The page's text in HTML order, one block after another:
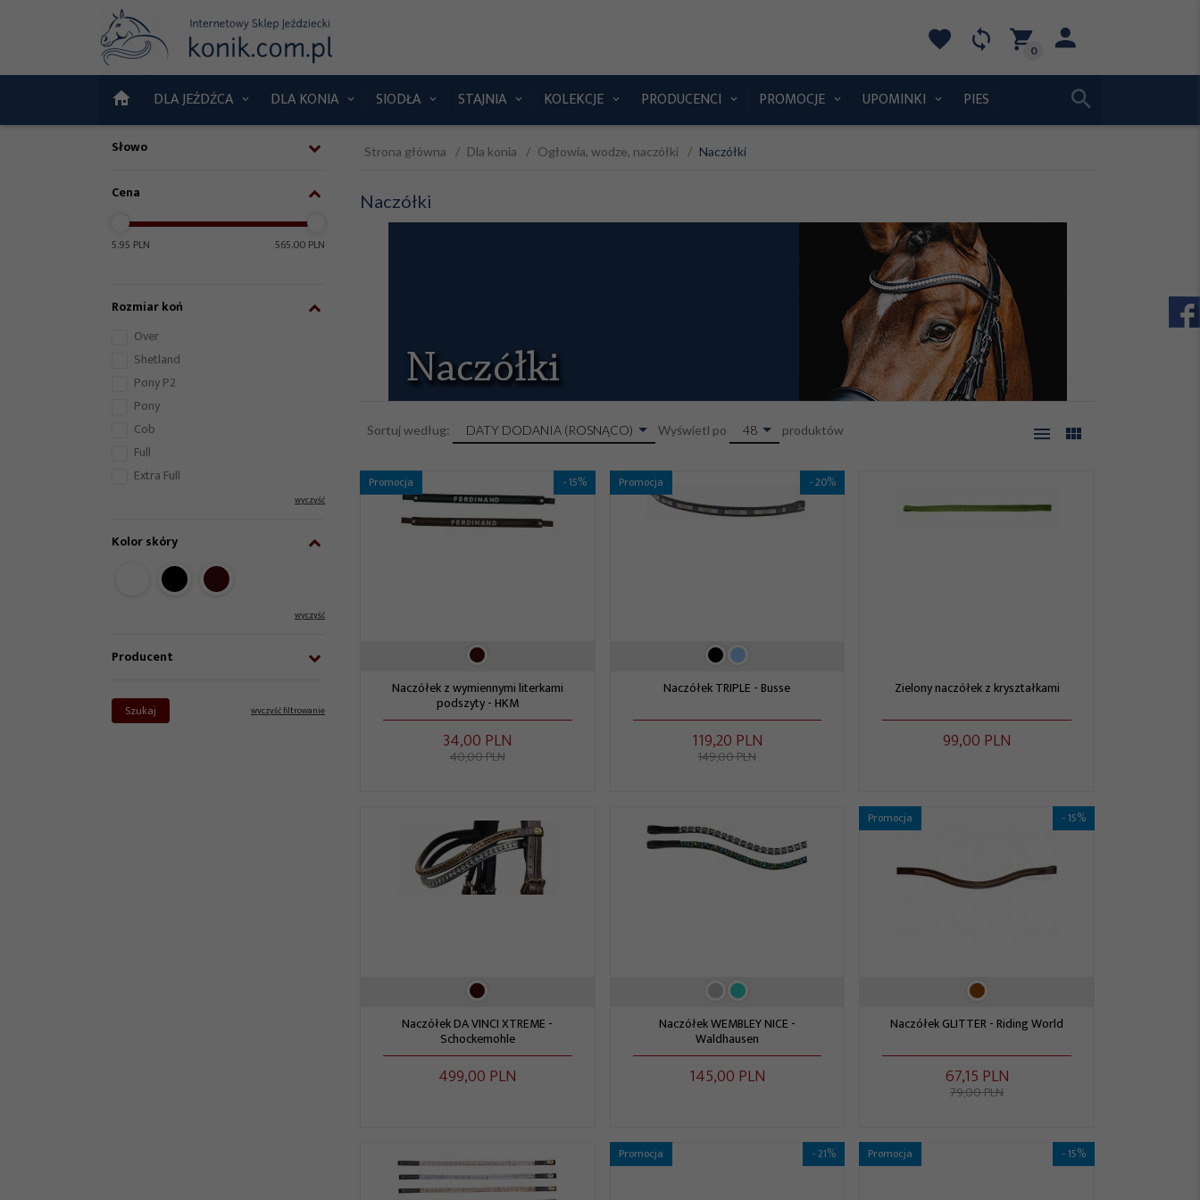
0
DLA JEŹDŹCA DLA KONIA SIODŁA STAJNIA KOLEKCJE PRODUCENCI PROMOCJE UPOMINKI PIES
Słowo
Cena
5.95 PLN 565.00 PLN
Rozmiar koń
Over
Shetland
Pony P2
Pony
Cob
Full
Extra Full
wyczyść
Kolor skóry
wyczyść
Producent
Szukaj wyczyść filtrowanie
Strona główna Dla konia Ogłowia, wodze, naczółki Naczółki
Naczółki
Sortuj według: sortDATY DODANIA (ROSNĄCO) Wyświetl po pop48 produktów
Promocja - 15%
Naczółek z wymiennymi literkami
podszyty - HKM
34,00 PLN
40,00 PLN
Promocja - 20%
Naczółek TRIPLE - Busse
119,20 PLN
149,00 PLN
Zielony naczółek z kryształkami
99,00 PLN
Naczółek DA VINCI XTREME -
Schockemohle
499,00 PLN
Naczółek WEMBLEY NICE -
Waldhausen
145,00 PLN
Promocja - 15%
Naczółek GLITTER - Riding World
67,15 PLN
79,00 PLN
Promocja - 21% Promocja - 15%